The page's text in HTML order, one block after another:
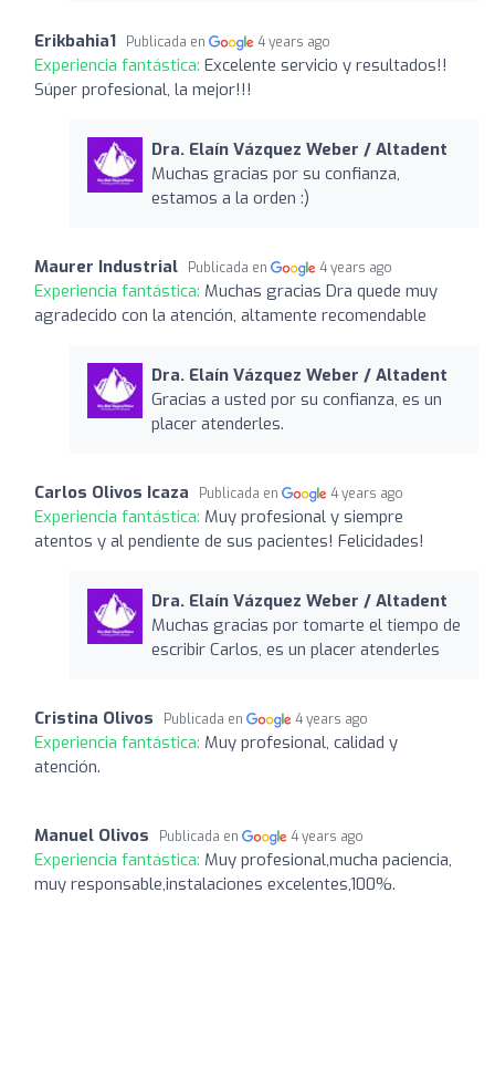
Erikbahia1 Publicada en 4 years ago
Experiencia fantástica: Excelente servicio y resultados!!
Súper profesional, la mejor!!!
Dra. Elaín Vázquez Weber / Altadent
Muchas gracias por su confianza,
estamos a la orden :)
Maurer Industrial Publicada en 4 years ago
Experiencia fantástica: Muchas gracias Dra quede muy
agradecido con la atención, altamente recomendable
Dra. Elaín Vázquez Weber / Altadent
Gracias a usted por su confianza, es un
placer atenderles.
Carlos Olivos Icaza Publicada en 4 years ago
Experiencia fantástica: Muy profesional y siempre
atentos y al pendiente de sus pacientes! Felicidades!
Dra. Elaín Vázquez Weber / Altadent
Muchas gracias por tomarte el tiempo de
escribir Carlos, es un placer atenderles
Cristina Olivos Publicada en 4 years ago
Experiencia fantástica: Muy profesional, calidad y
atención.
Manuel Olivos Publicada en 4 years ago
Experiencia fantástica: Muy profesional,mucha paciencia,
muy responsable,instalaciones excelentes,100%.